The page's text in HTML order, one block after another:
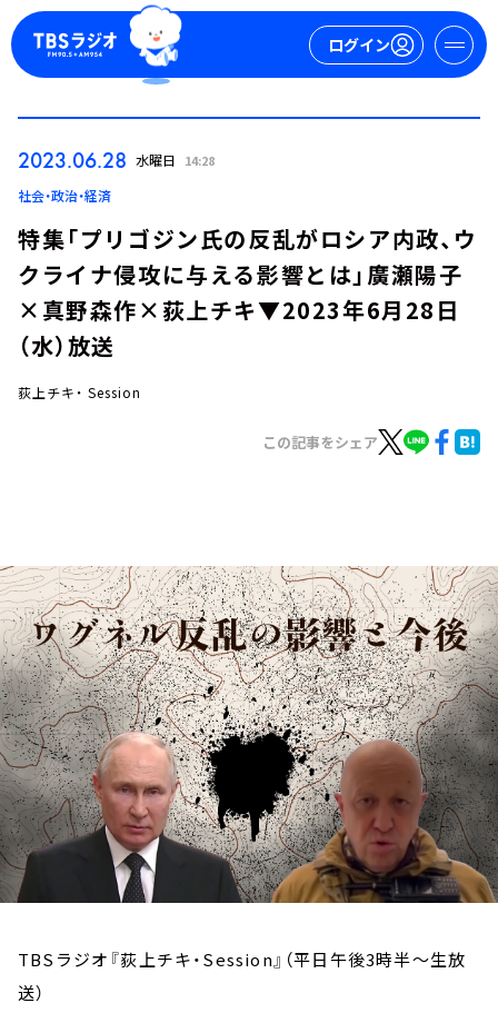
ログイン
今日の番組表
YouTube
会社情報
2023.06.28 水曜日 14:28
社会・政治・経済
特集「プリゴジン氏の反乱がロシア内政、ウ
クライナ侵攻に与える影響とは」廣瀬陽子
×真野森作×荻上チキ▼2023年6月28日
（水）放送
荻上チキ・ Session
この記事をシェア
TBSラジオ『荻上チキ・Session』（平日午後3時半～生放
送）